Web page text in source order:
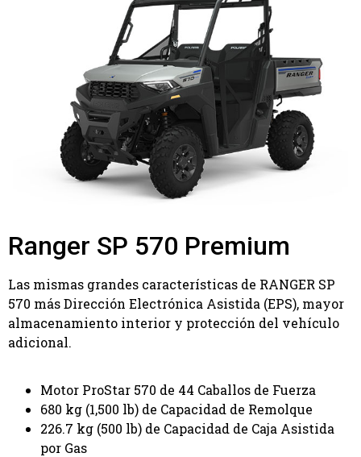
Ranger SP 570 Premium
Las mismas grandes características de RANGER SP
570 más Dirección Electrónica Asistida (EPS), mayor
almacenamiento interior y protección del vehículo
adicional.
Motor ProStar 570 de 44 Caballos de Fuerza
680 kg (1,500 lb) de Capacidad de Remolque
226.7 kg (500 lb) de Capacidad de Caja Asistida
por Gas